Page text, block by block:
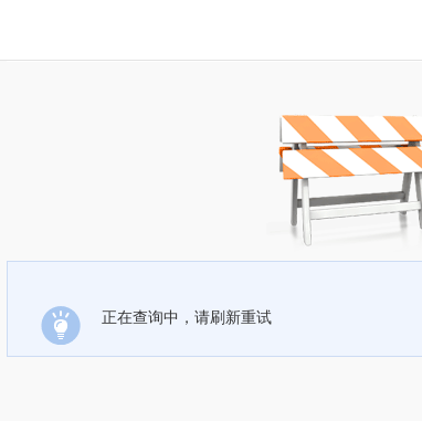
正在查询中，请刷新重试